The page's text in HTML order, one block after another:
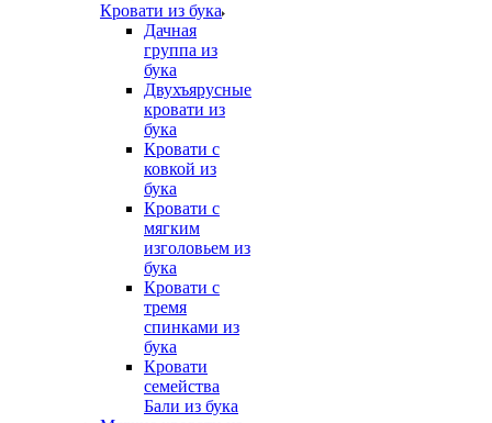
Кровати из бука
Дачная
группа из
бука
Двухъярусные
кровати из
бука
Кровати с
ковкой из
бука
Кровати с
мягким
изголовьем из
бука
Кровати с
тремя
спинками из
бука
Кровати
семейства
Бали из бука